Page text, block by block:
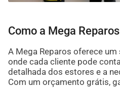
Como a Mega
A Mega Reparos oferece
onde cada cliente pode
detalhada dos estores e a
Com um orçamento grátis,